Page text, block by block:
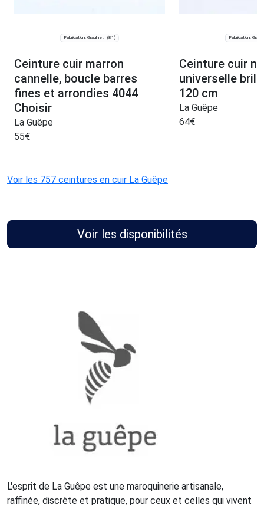
Fabrication: Graulhet (81)
Ceinture cuir marron
cannelle, boucle barres
fines et arrondies 4044
Choisir
La Guêpe
55€
Fabrication:
Ceinture cuir
universelle
120 cm
La Guêpe
64€
Voir les 757 ceintures en cuir La Guêpe
Voir les disponibilités
L'esprit de La Guêpe est une maroquinerie artisanale,
raffinée, discrète et pratique, pour ceux et celles qui vivent